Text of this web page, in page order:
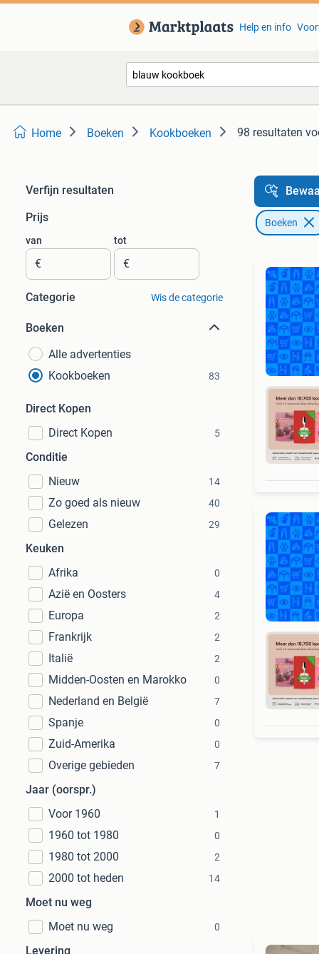
Help en info
Home Boeken Kookboeken 98 resultaten
Verfijn resultaten
Prijs
van
€
tot
€
Categorie Wis de categorie
Boeken
Alle advertenties
Kookboeken
83
Direct Kopen
Direct Kopen
5
Conditie
Nieuw
14
Zo goed als nieuw 40
Gelezen 29
Keuken
Afrika
0
Azië en Oosters 4
Europa 2
Frankrijk 2
Italië 2
Midden-Oosten en Marokko 0
Nederland en België 7
Spanje 0
Zuid-Amerika 0
Overige gebieden 7
Jaar (oorspr.)
Voor 1960
1
1960 tot 1980 0
1980 tot 2000 2
2000 tot heden 14
Moet nu weg
Moet nu weg
0
Levering
Boeken